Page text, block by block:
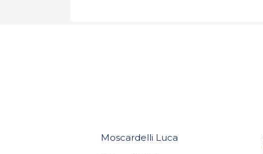
Moscardelli Luca